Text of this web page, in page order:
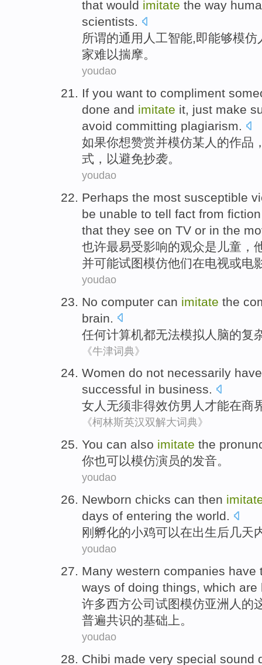
that would imitate the way
scientists.
所谓的通用 人工智能,即能够模仿
家难以揣摩。
youdao
If you want to compliment
done and imitate it, just make
avoid committing plagiarism.
如果你想赞赏并模仿某人 的作品
式 ， 以避免抄袭。
youdao
Perhaps the most susceptible
be unable to tell fact from fiction
that they see on TV or in the
也许最易受影响的观众是 儿童 ，
并可能试图模仿他们在电视或电
youdao
No computer can imitate the
brain
任何计算机都无法模拟人脑的复
《牛津词典》
Women do not necessarily
successful in business.
女人 无须非得效仿男人 才能在商
《柯林斯英汉双解大词典》
You can also imitate the
你也可以模仿演员的发音。
youdao
New­born chicks can then
days of entering the world.
刚 孵化的小鸡可以在出生后几天
youdao
Many western companies
ways of doing things, which
许多西方公司试图模仿亚洲人的
普遍共识的基础上。
youdao
Chibi made very special sound